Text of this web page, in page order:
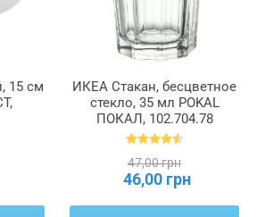
15 см
ИКЕА Стакан, бесцветное
стекло, 35 мл POKAL
ПОКАЛ, 102.704.78
47,00 грн
46,00 грн